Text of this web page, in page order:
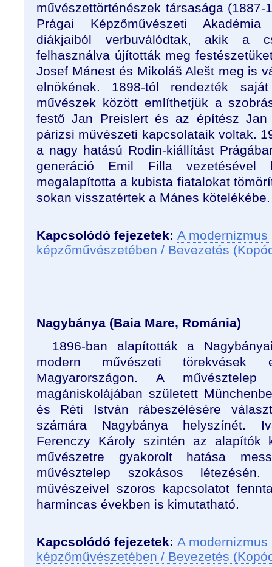
művészettörténészek társasága
Prágai Képzőművészeti
diákjaiból verbuválódtak, akik a
felhasználva újították meg
Josef Mánest és Mikoláš Alešt meg is
elnökének. 1898-tól rendezték
művészek között említhetjük a
festő Jan Preislert és az építész
párizsi művészeti kapcsolataik voltak.
a nagy hatású Rodin-kiállítást
generáció Emil Filla
megalapította a kubista fiatalokat
sokan visszatértek a Mánes kötelékébe.
Kapcsolódó fejezetek: A
képzőművészetében / Bevezetés
Nagybánya (Baia Mare, Románia)
1896-ban alapították a
modern művészeti törekvések
Magyarországon. A
magániskolájában született
és Réti István rábeszélésére
számára Nagybánya helyszínét.
Ferenczy Károly szintén az alapítók
művészetre gyakorolt hatása
művésztelep szokásos
művészeivel szoros kapcsolatot
harmincas években is kimutatható.
Kapcsolódó fejezetek: A
képzőművészetében / Bevezetés